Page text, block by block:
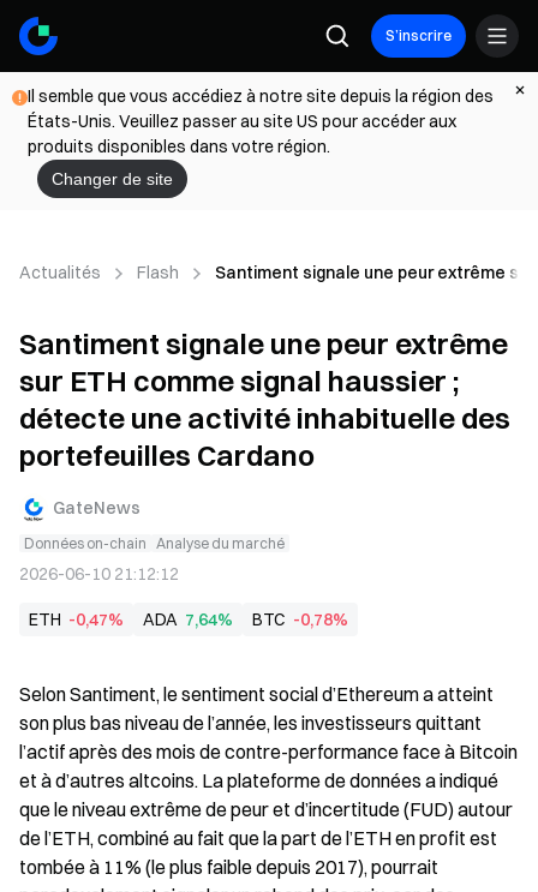
S’inscrire
Il semble que vous accédiez à notre site depuis la région des
États-Unis. Veuillez passer au site US pour accéder aux
produits disponibles dans votre région.
Changer de site
Actualités Flash Santiment signale une peur extrême
Santiment signale une peur extrême
sur ETH comme signal haussier ;
détecte une activité inhabituelle des
portefeuilles Cardano
GateNews
Données on-chain Analyse du marché
2026-06-10 21:12:12
ETH -0,47% ADA 7,64% BTC -0,78%
Selon Santiment, le sentiment social d’Ethereum a atteint
son plus bas niveau de l’année, les investisseurs quittant
l’actif après des mois de contre-performance face à Bitcoin
et à d’autres altcoins. La plateforme de données a indiqué
que le niveau extrême de peur et d’incertitude (FUD) autour
de l’ETH, combiné au fait que la part de l’ETH en profit est
tombée à 11% (le plus faible depuis 2017), pourrait